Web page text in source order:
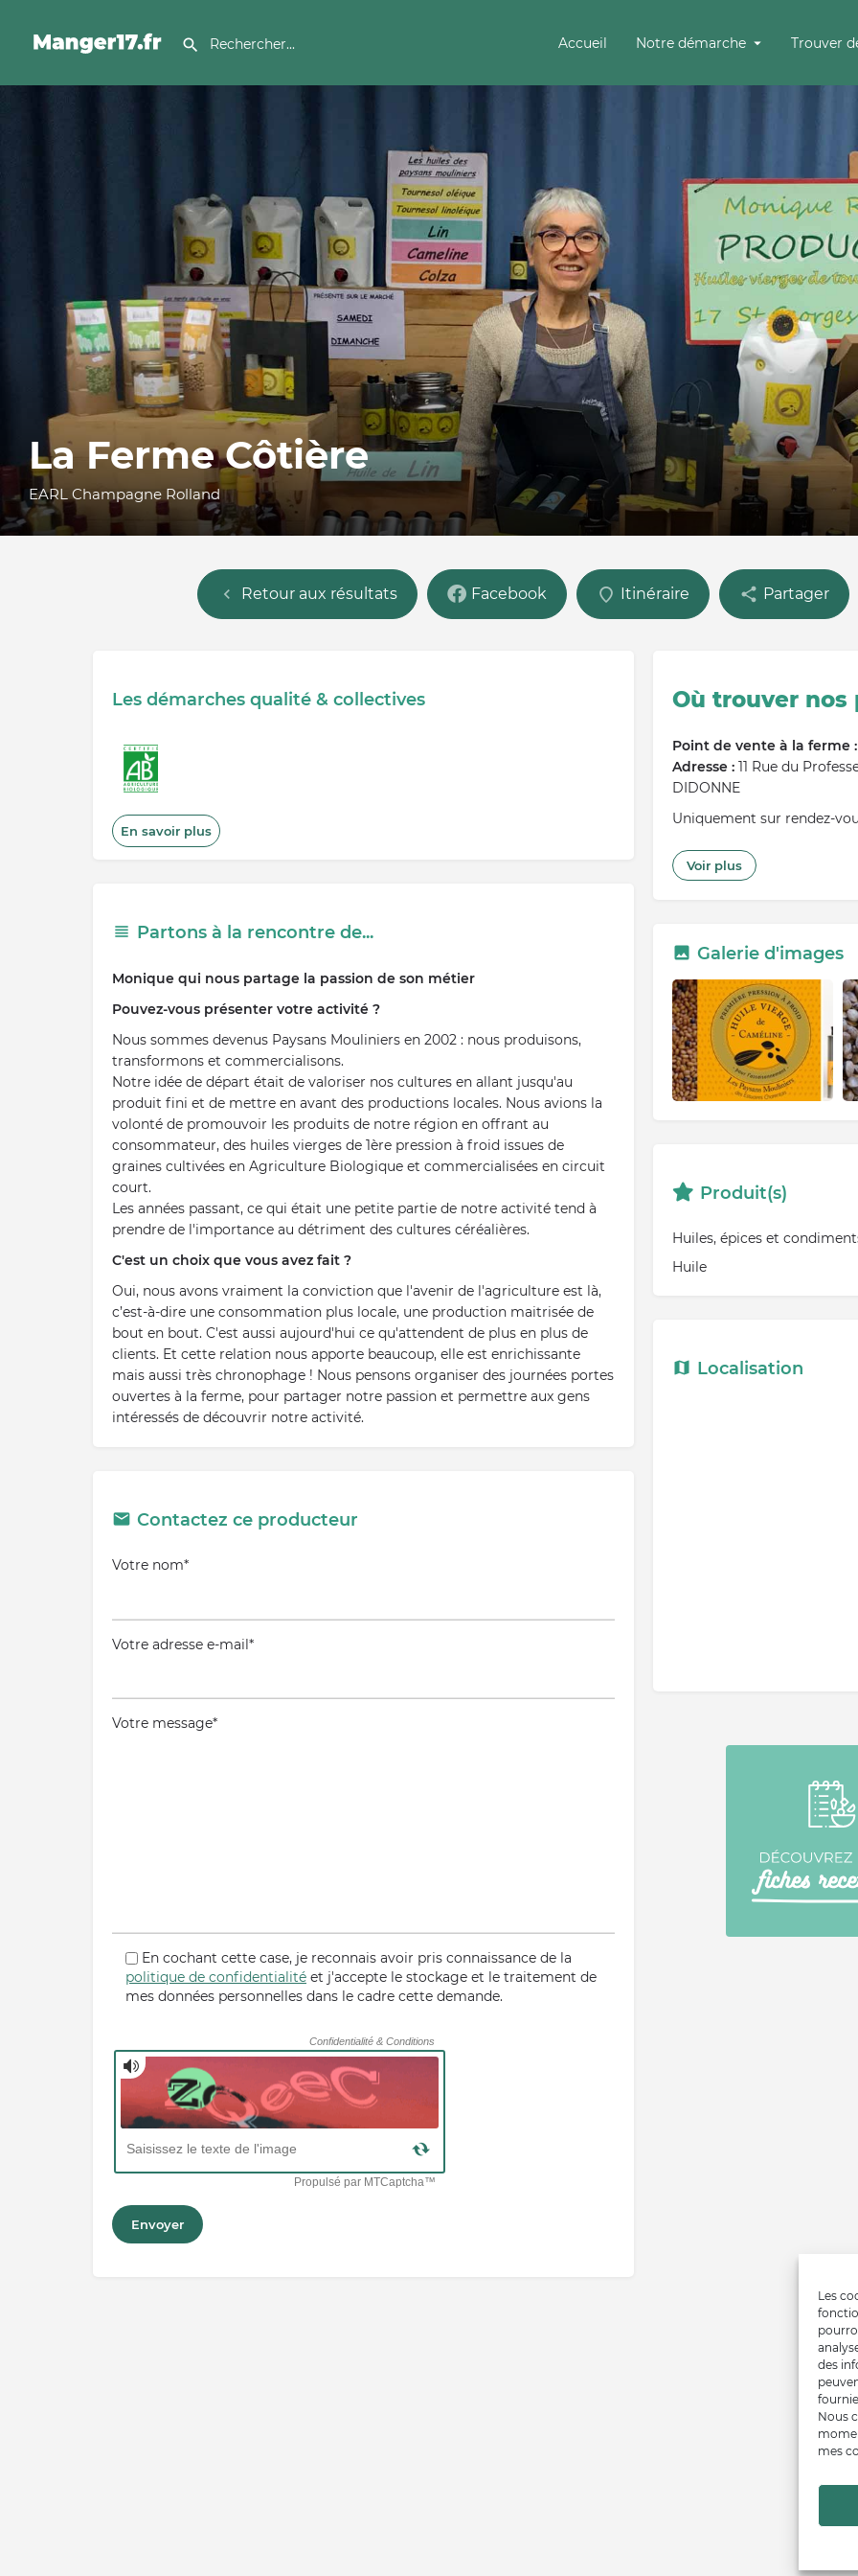
Les
des
Nous
mes
Accueil Notre démarche Trouver
La Ferme Côtière
EARL Champagne Rolland
Retour aux résultats Facebook Itinéraire Partager
Les démarches qualité & collectives
En savoir plus
Partons à la rencontre de...
Monique qui nous partage la passion de son métier
Pouvez-vous présenter votre activité ?
Nous sommes devenus Paysans Mouliniers en 2002 : nous produisons,
transformons et commercialisons.
Notre idée de départ était de valoriser nos cultures en allant jusqu'au
produit fini et de mettre en avant des productions locales. Nous avions la
volonté de promouvoir les produits de notre région en offrant au
consommateur, des huiles vierges de 1ère pression à froid issues de
graines cultivées en Agriculture Biologique et commercialisées en circuit
court.
Les années passant, ce qui était une petite partie de notre activité tend à
prendre de l'importance au détriment des cultures céréalières.
C'est un choix que vous avez fait ?
Oui, nous avons vraiment la conviction que l'avenir de l'agriculture est là,
c’est-à-dire une consommation plus locale, une production maitrisée de
bout en bout. C'est aussi aujourd'hui ce qu'attendent de plus en plus de
clients. Et cette relation nous apporte beaucoup, elle est enrichissante
mais aussi très chronophage ! Nous pensons organiser des journées portes
ouvertes à la ferme, pour partager notre passion et permettre aux gens
intéressés de découvrir notre activité.
Contactez ce producteur
Votre nom*
Votre adresse e-mail*
Votre message*
En cochant cette case, je reconnais avoir pris connaissance de la
politique de confidentialité et j'accepte le stockage et le traitement de
mes données personnelles dans le cadre cette demande.
Où trouver nos
Point de vente à la ferme :
Adresse : 11 Rue du
DIDONNE
Uniquement sur rendez-
Marché(s) régulier(s) :
Mercredi : Cozes, matin (le
Pour plus de
Voir plus
Galerie d'images
Produit(s)
Huiles, épices et
Huile
Localisation